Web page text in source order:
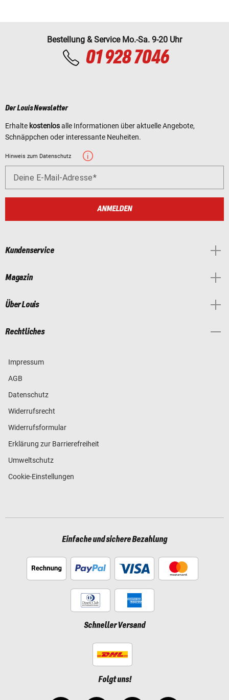
Bestellung & Service Mo.-Sa. 9-20 Uhr
01 928 7046
Der Louis Newsletter
Erhalte kostenlosalle Informationen über aktuelle Angebote,
Schnäppchen oder interessante Neuheiten.
Hinweis zum Datenschutz
Deine E-Mail-Adresse
ANMELDEN
Kundenservice
Magazin
Über Louis
Rechtliches
Impressum
AGB
Datenschutz
Widerrufsrecht
Widerrufsformular
Erklärung zur Barrierefreiheit
Umweltschutz
Cookie-Einstellungen
Einfache und sichere Bezahlung
Schneller Versand
Folgt uns!